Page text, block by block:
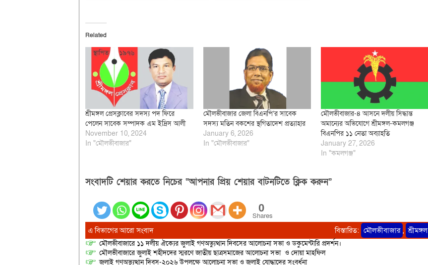
Related
শ্রীমঙ্গল প্রেসক্লাবের সদস্য পদ ফিরে
পেলেন সাবেক সম্পাদক এম ইদ্রিস আলী
November 10, 2024
In "মৌলভীবাজার"
মৌলভীবাজার জেলা বিএনপি’র সাবেক
সদস্য মতিন বকশের স্থগিতাদেশ প্রত্যাহার
January 6, 2026
In "মৌলভীবাজার"
মৌলভীবাজার-৪ আসনে দলীয় সিদ্ধান্ত
অমান্যের অভিযোগে শ্রীমঙ্গল-কমলগঞ্জ
বিএনপির ১১ নেতা অব্যাহতি
January 27, 2026
In "কমলগঞ্জ"
সংবাদটি শেয়ার করতে নিচের “আপনার প্রিয় শেয়ার বাটনটিতে ক্লিক করুন”
0
Shares
এ বিভাগের আরো সংবাদ বিস্তারিত: মৌলভীবাজার , শ্রীমঙ্গল
মৌলভীবাজারে ১১ দলীয় ঐক্যের জুলাই গণঅভ্যুত্থান দিবসের আলোচনা সভা ও ডকুমেন্টারি প্রদর্শন।
মৌলভীবাজারে জুলাই শহীদদের স্মরণে জাতীয় ছাত্রসমাজের আলোচনা সভা ও দোয়া মাহফিল
জুলাই গণঅভ্যুত্থান দিবস-২০২৬ উপলক্ষে আলোচনা সভা ও জুলাই যোদ্ধাদের সংবর্ধনা